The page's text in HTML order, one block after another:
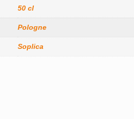
50 cl
Pologne
Soplica